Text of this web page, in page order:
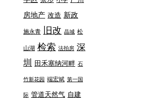
房地产 改造 新政
施永青 旧改 晶城 松
山湖 检索 法拍房 深
圳
田禾塞纳河畔 石
竹新花园 端宏斌 第一国
际 管道天然气 自建